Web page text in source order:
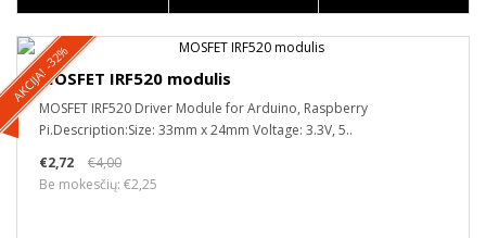
AKCIJA! -32%MOSFET IRF520 modulis
MOSFET IRF520 Driver Module for Arduino, Raspberry
Pi.Description:Size: 33mm x 24mm Voltage: 3.3V, 5..
€2,72
€4,00
Be mokesčių: €2,25